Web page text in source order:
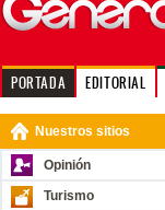
PORTADA EDITORIAL
Nuestros sitios
Opinión
Turismo